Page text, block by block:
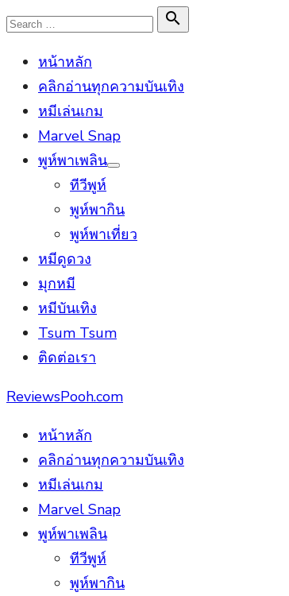
Skip
content
Search

Search
หน้าหลัก
คลิกอ่านทุกความบันเทิง
หมีเล่นเกม
Marvel Snap
พูห์พาเพลิน
Show
ทีวีพูห์
พูห์พากิน
พูห์พาเที่ยว
หมีดูดวง
มุกหมี
หมีบันเทิง
Tsum Tsum
ติดต่อเรา
ReviewsPooh.com
หน้าหลัก
คลิกอ่านทุกความบันเทิง
หมีเล่นเกม
Marvel Snap
พูห์พาเพลิน
ทีวีพูห์
พูห์พากิน